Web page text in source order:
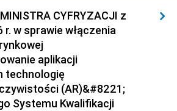
CYFRYZACJI z
w sprawie włączenia
aplikacji
technologię
(AR)&#8221;
Systemu Kwalifikacji